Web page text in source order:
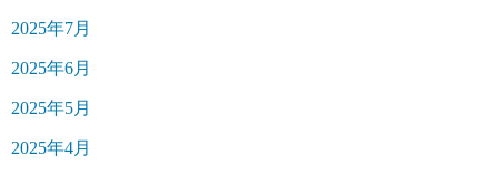
2025年7月
2025年6月
2025年5月
2025年4月